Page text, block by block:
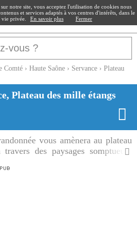
Comté › Haute Saône › Servance › Plateau
Plateau des mille étangs
vous amènera au plateau
des paysages somptueux,
sur le plateau des mille étangs
notre site, vous acceptez l'utilisation de cookies nous
et services adaptés à vos centres d'intérêts, dans le
vie privée.
En savoir plus Fermer